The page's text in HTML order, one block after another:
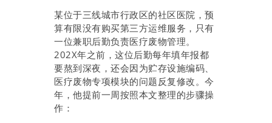
某位于三线城市行政区的社区医院，预
算有限没有购买第三方运维服务，只有
一位兼职后勤负责医疗废物管理。
202X年之前，这位后勤每年填年报都
要熬到深夜，还会因为贮存设施编码、
医疗废物专项模块的问题反复修改。今
年，他提前一周按照本文整理的步骤操
作：